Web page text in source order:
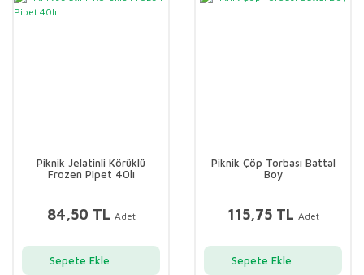
Piknik Jelatinli Körüklü
Frozen Pipet 40lı
84,50 TL Adet
Sepete Ekle
Piknik Çöp Torbası Battal
Boy
115,75 TL Adet
Sepete Ekle